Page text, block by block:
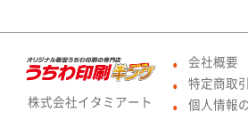
株式会社イタミアート
● 会社概要
● 特定商取
● 個人情報